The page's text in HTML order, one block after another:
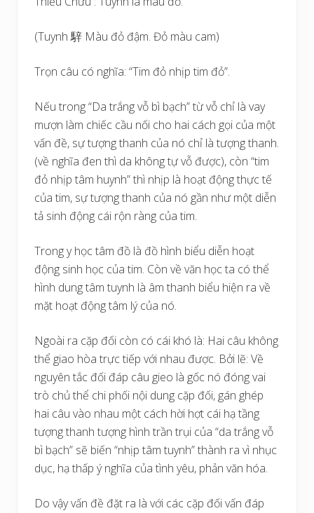
(Tuynh 騂 Màu đỏ đậm. Đỏ màu cam)
Trọn câu có nghĩa: “Tim đỏ nhịp tim đỏ”.
Nếu trong “Da trắng vỗ bì bạch” từ vỗ chỉ là vay
mượn làm chiếc cầu nối cho hai cách gọi của một
vấn đề, sự tượng thanh của nó chỉ là tượng thanh.
(về nghĩa đen thì da không tự vỗ được), còn “tim
đỏ nhịp tâm huynh” thì nhịp là hoạt động thực tế
của tim, sự tượng thanh của nó gần như một diễn
tả sinh động cái rộn ràng của tim.
Trong y học tâm đồ là đồ hình biểu diễn hoạt
động sinh học của tim. Còn về văn học ta có thể
hình dung tâm tuynh là âm thanh biểu hiện ra về
mặt hoạt động tâm lý của nó.
Ngoài ra cặp đối còn có cái khó là: Hai câu không
thể giao hòa trực tiếp với nhau được. Bởi lẽ: Về
nguyên tắc đối đáp câu gieo là gốc nó đóng vai
trò chủ thể chi phối nội dung cặp đối, gán ghép
hai câu vào nhau một cách hời hợt cái hạ tầng
tượng thanh tượng hình trần trụi của “da trắng vỗ
bì bạch” sẽ biến “nhịp tâm tuynh” thành ra vì nhục
dục, hạ thấp ý nghĩa của tình yêu, phản văn hóa.
Do vậy vấn đề đặt ra là với các cặp đối vấn đáp